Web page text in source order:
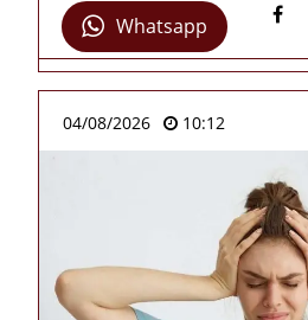
Whatsapp
04/08/2026 10:12